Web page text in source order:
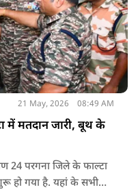
21 May, 2026 08:49 AM
में मतदान जारी, बूथ के
24 परगना जिले के फाल्टा
हो गया है. यहां के सभी